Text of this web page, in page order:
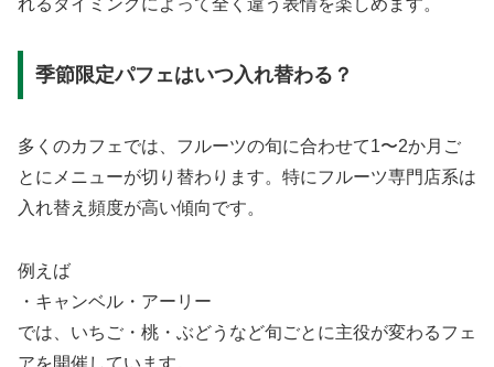
季節限定パフェはいつ入れ替わる？
多くのカフェでは、フルーツの旬に合わせて1〜2か月ご
とにメニューが切り替わります。特にフルーツ専門店系は
入れ替え頻度が高い傾向です。
例えば
・キャンベル・アーリー
では、いちご・桃・ぶどうなど旬ごとに主役が変わるフェ
アを開催しています。